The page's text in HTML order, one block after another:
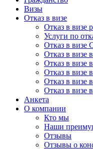
Визы
Отказ в визе
Отказ в визе
Услуги по
Отказ в
Отказ в визе
Отказ в визе
Отказ в визе
Отказ в визе
Отказ в визе
Анкета
О компании
Кто мы
Наши
Отзывы
Отзывы о